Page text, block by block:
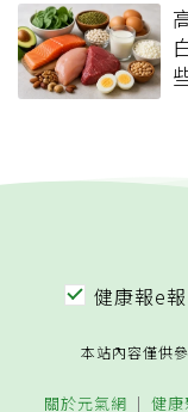
健康報e報
本站內容僅供
關於元氣網 健